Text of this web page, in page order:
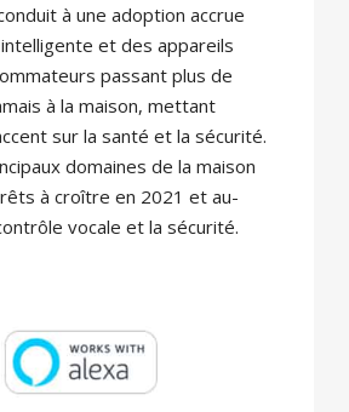
à une adoption accrue
et des appareils
passant plus de
à la maison, mettant
sur la santé et la sécurité.
domaines de la maison
à croître en 2021 et au-
vocale et la sécurité.